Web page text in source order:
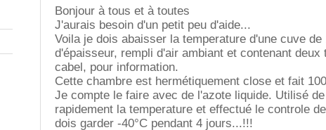
Bonjour à tous et à toutes
J'aurais besoin d'un petit peu d'aide...
Voila je dois abaisser la temperature d'une cuve
d'épaisseur, rempli d'air ambiant et contenant
cabel, pour information.
Cette chambre est hermétiquement close et fait
Je compte le faire avec de l'azote liquide. Utilisé
rapidement la temperature et effectué le controle
dois garder -40°C pendant 4 jours...!!!